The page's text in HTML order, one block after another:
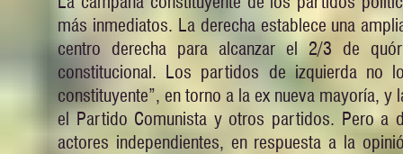
más inmediatos. La derecha establece una
centro derecha para alcanzar el 2/3 de
constitucional. Los partidos de izquierda no
constituyente”, en torno a la ex nueva mayoría,
el Partido Comunista y otros partidos. Pero a
actores independientes, en respuesta a la